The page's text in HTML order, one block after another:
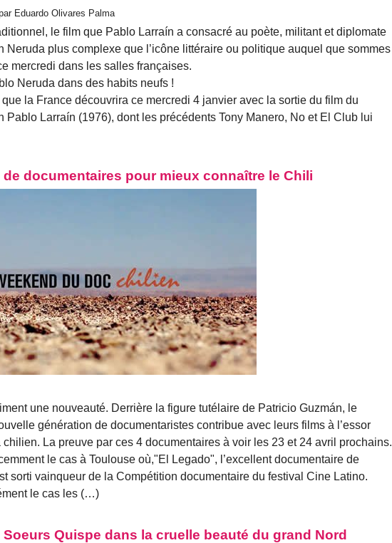
Eduardo Olivares Palma
le film que Pablo Larraín a consacré au poète, militant et diplomate
Neruda plus complexe que l’icône littéraire ou politique auquel que sommes
mercredi dans les salles françaises.
Neruda dans des habits neufs !
la France découvrira ce mercredi 4 janvier avec la sortie du film du
Pablo Larraín (1976), dont les précédents Tony Manero, No et El Club lui
de documentaires pour mieux connaître le Chili
une nouveauté. Derrière la figure tutélaire de Patricio Guzmán, le
génération de documentaristes contribue avec leurs films à l’essor
La preuve par ces 4 documentaires à voir les 23 et 24 avril prochains.
le cas à Toulouse où,"El Legado", l’excellent documentaire de
sorti vainqueur de la Compétition documentaire du festival Cine Latino.
le cas les (…)
Soeurs Quispe dans la cruelle beauté du grand Nord